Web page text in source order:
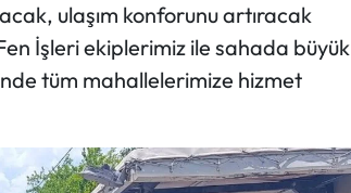
ulaşım konforunu artıracak
İşleri ekiplerimiz ile sahada büyük
tüm mahallelerimize hizmet